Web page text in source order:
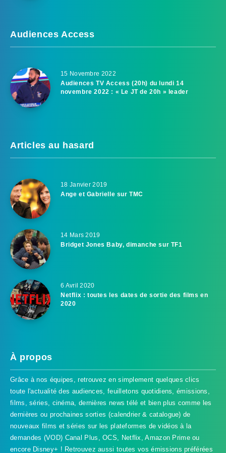
Audiences Access
15 Novembre 2022
Audiences TV Access (20h) du lundi 14
novembre 2022 : « Le JT de 20h » leader
Articles au hasard
18 Janvier 2019
Ange et Gabrielle sur TMC
14 Mars 2019
Bridget Jones Baby, dimanche sur TF1
6 Avril 2020
Netflix : toutes les dates de sortie des films en
2020
À propos
Grâce à nos équipes, retrouvez en simplement quelques clics
toute l'actualité des audiences, feuilletons quotidiens, émissions,
films, séries, cinéma, dernières news télé et bien plus comme les
dernières ou prochaines sorties (calendrier & catalogue) de
nouveaux films et séries sur les plateformes de vidéos à la
demandes (VOD) Canal Plus, OCS, Netflix, Amazon Prime ou
encore Disney+ ! Retrouvez aussi toutes vos émissions préférées